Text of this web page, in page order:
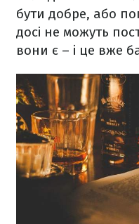
бути добре, або
досі не можуть
вони є – і це вже